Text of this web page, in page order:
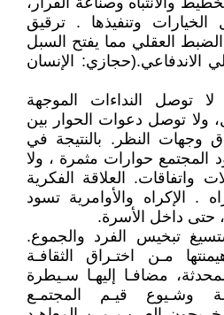
وتنفيذها . ترقيق
العقلي مما يفتح السبل
الاندفاعي.(حجازي: الإنسان
توصل النداءات الموجهة
ولا توصل دعوات الحوار بين
وجهات النظر. بالنتيجة في
المجتمع حوارات مثمرة ، ولا
واتفاقات. العلاقة الفكرية
. الإكراه والأوامرية تسود
، حتى داخل الأسرة.
تبخيس الفرد والجموع.
مـن اختـراق الثقافـة
المحدثة، مضافـا إليهـا سـيطرة
وشـيوع قيـم المجتمـع